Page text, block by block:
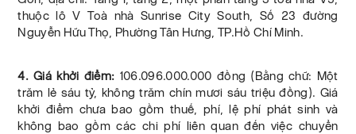
thuộc lô V Toà nhà Sunrise City South, Số 23 đường
Nguyễn Hữu Thọ, Phường Tân Hưng, TP.Hồ Chí Minh.
4. Giá khởi điểm: 106.096.000.000 đồng (Bằng chữ: Một
trăm lẻ sáu tỷ, không trăm chín mươi sáu triệu đồng). Giá
khởi điểm chưa bao gồm thuế, phí, lệ phí phát sinh và
không bao gồm các chi phí liên quan đến việc chuyển